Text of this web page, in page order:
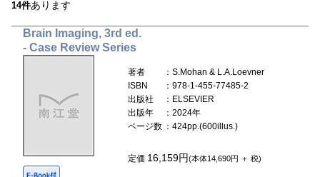
14件あります
Brain Imaging, 3rd ed.
- Case Review Series
著者
：S.Mohan & L.A.Loevner
ISBN
：978-1-455-77485-2
出版社
：ELSEVIER
出版年
：2024年
ページ数 ：424pp.(600illus.)
定価 16,159円(本体14,690円 ＋ 税)